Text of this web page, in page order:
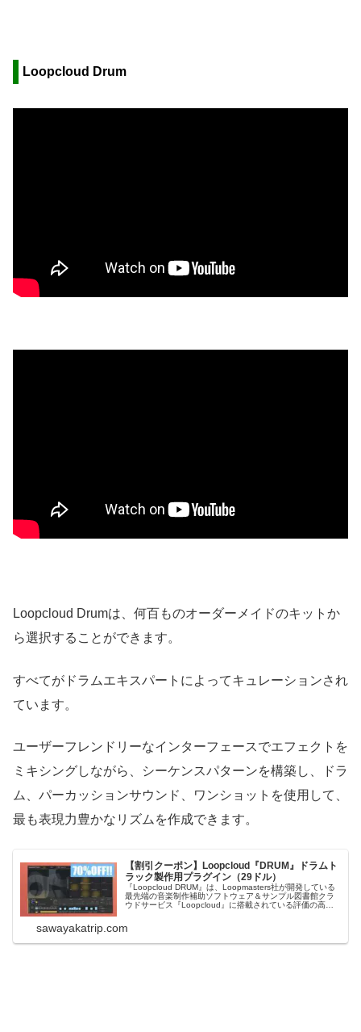
Loopcloud Drum
Loopcloud Drumは、何百ものオーダーメイドのキットか
ら選択することができます。
すべてがドラムエキスパートによってキュレーションされ
ています。
ユーザーフレンドリーなインターフェースでエフェクトを
ミキシングしながら、シーケンスパターンを構築し、ドラ
ム、パーカッションサウンド、ワンショットを使用して、
最も表現力豊かなリズムを作成できます。
【割引クーポン】Loopcloud『DRUM』ドラムト
ラック製作用プラグイン（29ドル）
『Loopcloud DRUM』は、Loopmasters社が開発している
最先端の音楽制作補助ソフトウェア＆サンプル図書館クラ
ウドサービス『Loopcloud』に搭載されている評価の高い
70%OF...
sawayakatrip.com